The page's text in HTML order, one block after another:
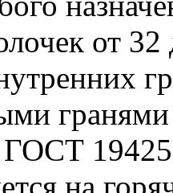
от
ГОСТ